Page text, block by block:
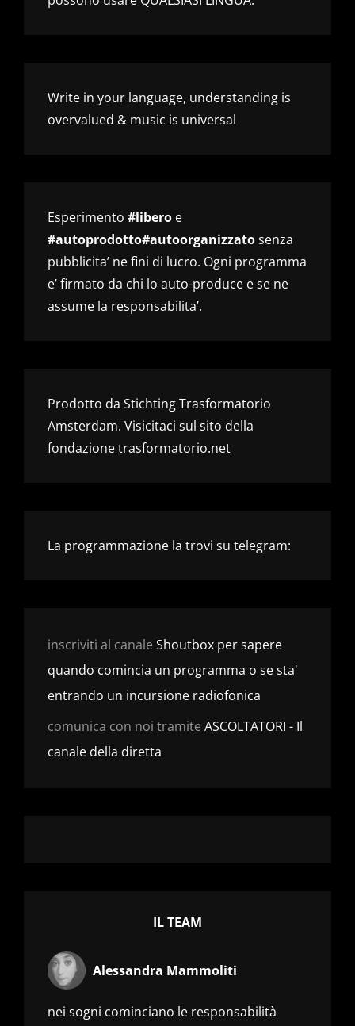
Write in your language, understanding is
overvalued & music is universal
Esperimento #libero e
#autoprodotto#autoorganizzatosenza
pubblicita’ ne fini di lucro. Ogni programma
e’ firmato da chi lo auto-produce e se ne
assume la responsabilita’.
Prodotto da Stichting Trasformatorio
Amsterdam. Visicitaci sul sito della
fondazionetrasformatorio.net
La programmazione la trovi su telegram:
inscriviti al canale Shoutbox per sapere
quando comincia un programma o se sta'
entrando un incursione radiofonica
comunica con noi tramite ASCOLTATORI - Il
canale della diretta
IL TEAM
Alessandra Mammoliti
nei sogni cominciano le responsabilità